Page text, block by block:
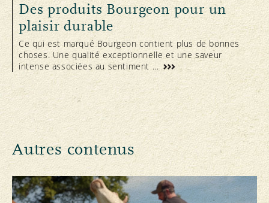
Des produits Bourgeon pour un
plaisir durable
Ce qui est marqué Bourgeon contient plus de bonnes
choses. Une qualité exceptionnelle et une saveur
intense associées au sentiment ...
Autres contenus